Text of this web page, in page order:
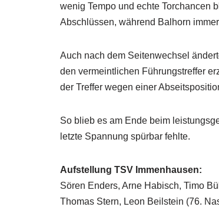
wenig Tempo und echte Torchancen
Abschlüssen, während Balhorn
Auch nach dem Seitenwechsel
den vermeintlichen Führungstreffer
der Treffer wegen einer
So blieb es am Ende beim
letzte Spannung spürbar fehlte.
Aufstellung TSV Immenhausen:
Sören Enders, Arne Habisch, Timo
Thomas Stern, Leon Beilstein (76.